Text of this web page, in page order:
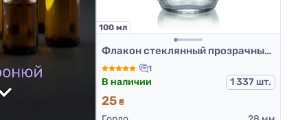
100 мл
Флакон стеклянный прозрачный (для сиропов), 100 мл ФСМк-100-III (стеклянные флаконы 100 мл)
1
В наличии 1 337 шт.
25₴